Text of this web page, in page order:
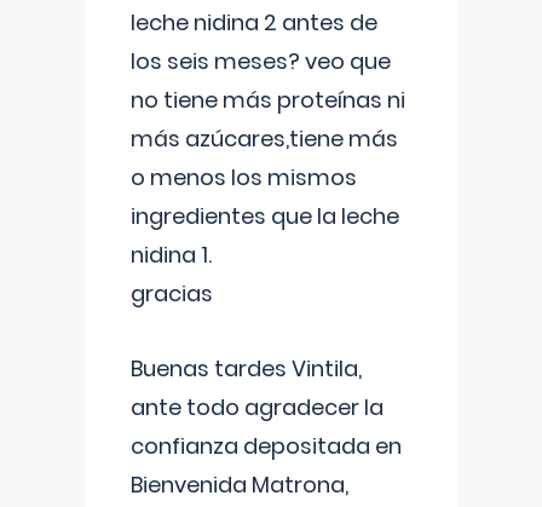
leche nidina 2 antes de
los seis meses? veo que
no tiene más proteínas ni
más azúcares,tiene más
o menos los mismos
ingredientes que la leche
nidina 1.
gracias
Buenas tardes Vintila,
ante todo agradecer la
confianza depositada en
Bienvenida Matrona,